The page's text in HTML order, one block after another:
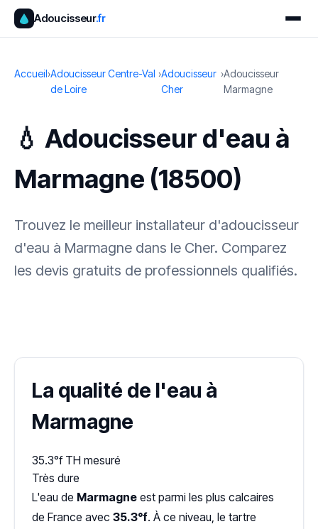
Adoucisseur.fr
Accueil›Adoucisseur Centre-Val
de Loire
›Adoucisseur
Cher
›Adoucisseur
Marmagne
💧 Adoucisseur d'eau à
Marmagne (18500)
Trouvez le meilleur installateur d'adoucisseur
d'eau à Marmagne dans le Cher. Comparez
les devis gratuits de professionnels qualifiés.
La qualité de l'eau à
Marmagne
35.3°f TH mesuré
Très dure
L'eau de Marmagne est parmi les plus calcaires
de France avec 35.3°f. À ce niveau, le tartre